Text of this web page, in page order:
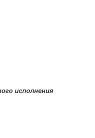
исполнения